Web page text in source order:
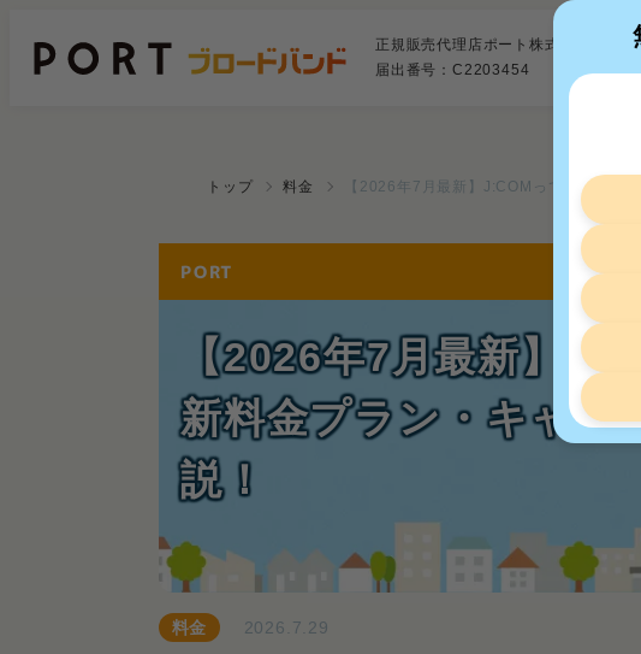
正規販売代理店ポート株式会社
届出番号：C2203454
トップ 料金 【2026年7月最新】J:COMって高い？新
【2026年7月最新】
新料金プラン・キャン
説！
料金 2026.7.29